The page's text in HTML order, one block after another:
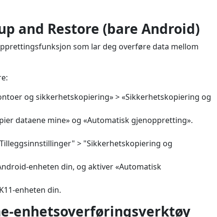
and Restore (bare Android)
som lar deg overføre data mellom
og sikkerhetskopiering» > «Sikkerhetskopiering og
dataene mine» og «Automatisk gjenoppretting».
> "Sikkerhetskopiering og
enheten din, og aktiver «Automatisk
enheten din.
enhetsoverføringsverktøy